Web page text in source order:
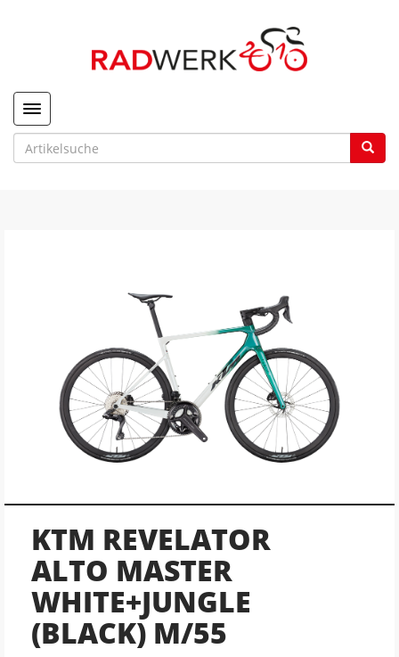
Toggle navigation
KTM REVELATOR
ALTO MASTER
WHITE+JUNGLE
(BLACK) M/55